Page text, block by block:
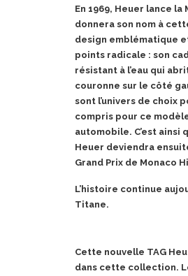
En 1969, Heuer lance
donnera son nom à
design emblématique
points radicale : son
résistant à l’eau qui
couronne sur le côté
sont l’univers de choix
compris pour ce
automobile. C’est ainsi
Heuer deviendra
Grand Prix de Monaco
L’histoire continue
Titane.
Cette nouvelle TAG
dans cette collection.